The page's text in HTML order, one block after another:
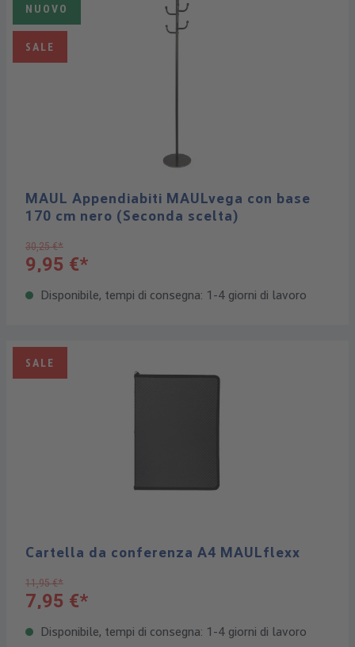
NUOVO
SALE
MAUL Appendiabiti MAULvega con base
170 cm nero (Seconda scelta)
30,25 €*
9,95 €*
Disponibile, tempi di consegna: 1-4 giorni di lavoro
SALE
Cartella da conferenza A4 MAULflexx
11,95 €*
7,95 €*
Disponibile, tempi di consegna: 1-4 giorni di lavoro